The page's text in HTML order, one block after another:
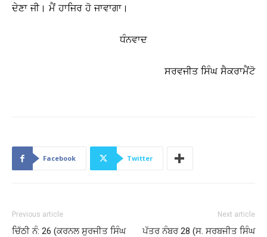
ਦੇਣਾ ਜੀ। ਮੈਂ ਹਾਜਿਰ ਹੋ ਜਾਵਾਗਾ।
ਧੰਨਵਾਦ
ਸਰਵਜੀਤ ਸਿੰਘ ਸੈਕਰਾਮੈਂਟੋ
Facebook Twitter
Previous article
ਚਿੱਠੀ ਨੰ: 26 (ਕਰਨਲ ਸੁਰਜੀਤ ਸਿੰਘ
Next article
ਪੱਤਰ ਨੰਬਰ 28 (ਸ. ਸਰਬਜੀਤ ਸਿੰਘ